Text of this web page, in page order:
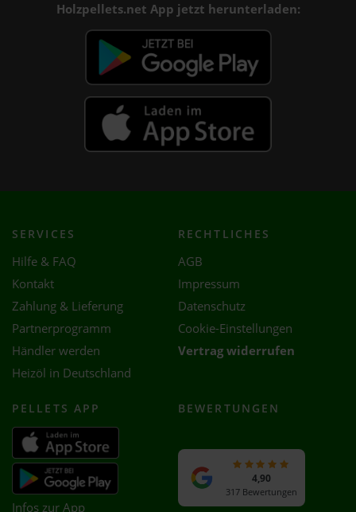
Holzpellets.net App jetzt herunterladen:
SERVICES
Hilfe & FAQ
Kontakt
Zahlung & Lieferung
Partnerprogramm
Händler werden
Heizöl in Deutschland
RECHTLICHES
AGB
Impressum
Datenschutz
Cookie-Einstellungen
Vertrag widerrufen
PELLETS APP
Infos zur App
BEWERTUNGEN
4,90
317 Bewertungen